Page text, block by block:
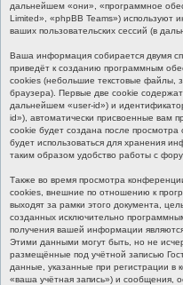
дальнейшем «они», «программное
Limited», «phpBB Teams»)
ваших пользовательских сессий (в
Ваша информация собирается двумя
приведёт к созданию программным
cookies (небольшие текстовые файлы,
браузера). Первые две cookie
дальнейшем «user-id») и
id»), автоматически присвоенные вам
cookie будет создана после
будет использоваться для хранения
таким образом удобство работы с
Также во время просмотра
cookies, внешние по отношению к
выходят за рамки этого документа,
созданных исключительно
получения вашей информации
Этими данными могут быть, но не
размещённые под учётной записью
данные, указанные при регистрации
«ваша учётная запись») и сообщения,